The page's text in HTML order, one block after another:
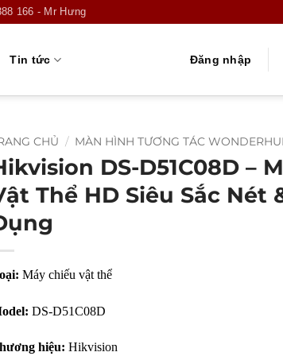
166 - Mr Hưng
Tin tức Đăng nhập
CHỦ / MÀN HÌNH TƯƠNG TÁC
DS-D51C08D –
Thể HD Siêu Sắc Nét
Máy chiếu vật thể
DS-D51C08D
hiệu: Hikvision